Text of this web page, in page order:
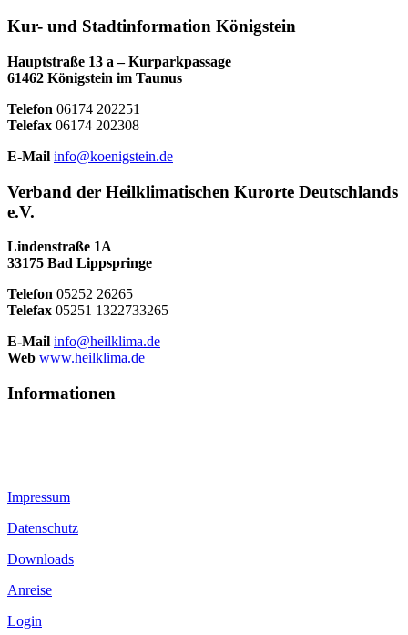
Kur- und Stadtinformation Königstein
Hauptstraße 13 a – Kurparkpassage
61462 Königstein im Taunus
Telefon 06174 202251
Telefax 06174 202308
E-Mail info@koenigstein.de
Verband der Heilklimatischen Kurorte Deutschlands
e.V.
Lindenstraße 1A
33175 Bad Lippspringe
Telefon 05252 26265
Telefax 05251 1322733265
E-Mail info@heilklima.de
Web www.heilklima.de
Informationen
Impressum
Datenschutz
Downloads
Anreise
Login